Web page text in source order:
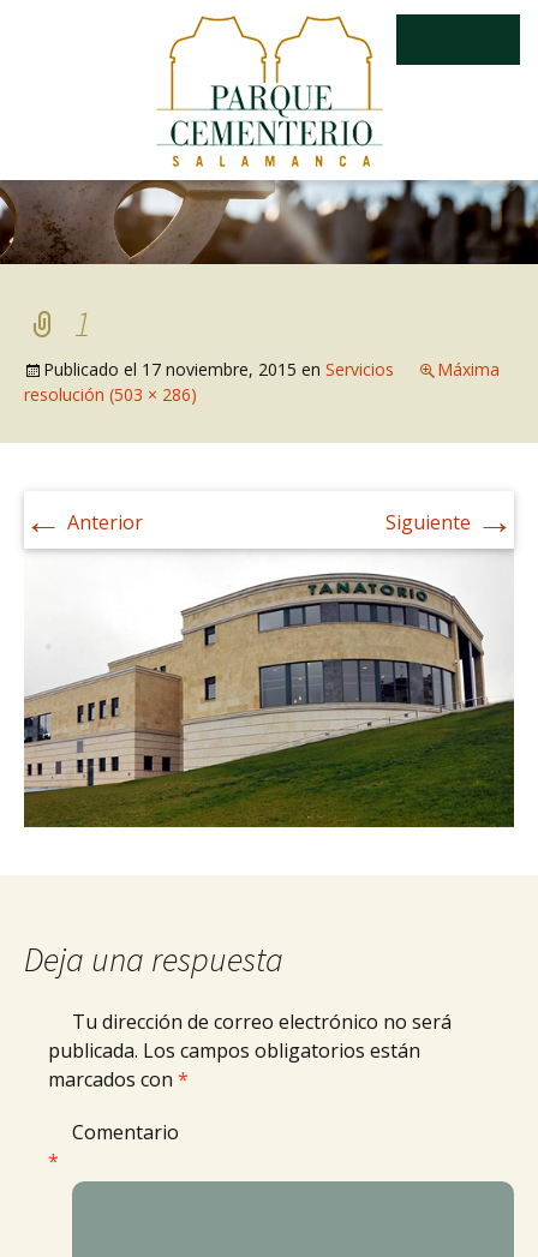
1
Publicado el 17 noviembre, 2015 en Servicios
Máxima
resolución (503 × 286)
← Anterior Siguiente →
Deja una respuesta
Tu dirección de correo electrónico no será
publicada. Los campos obligatorios están
marcados con *
Comentario
*